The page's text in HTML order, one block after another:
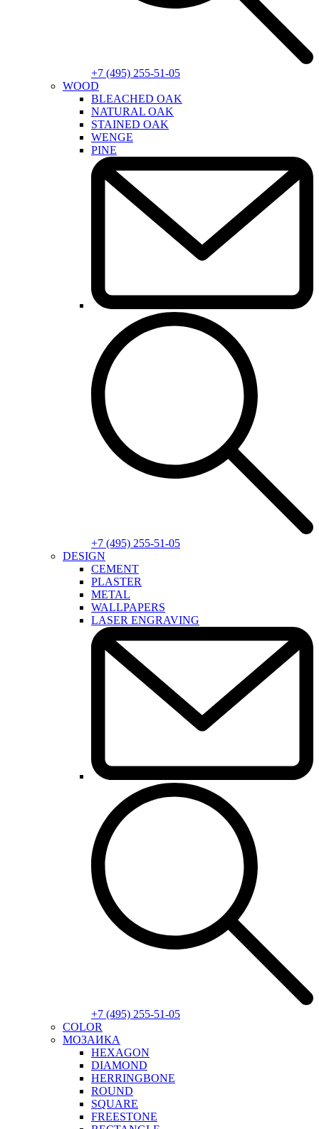
+7 (495) 255-51-05
WOOD
BLEACHED OAK
NATURAL OAK
STAINED OAK
WENGE
PINE
+7 (495) 255-51-05
DESIGN
CEMENT
PLASTER
METAL
WALLPAPERS
LASER ENGRAVING
+7 (495) 255-51-05
COLOR
МОЗАИКА
HEXAGON
DIAMOND
HERRINGBONE
ROUND
SQUARE
FREESTONE